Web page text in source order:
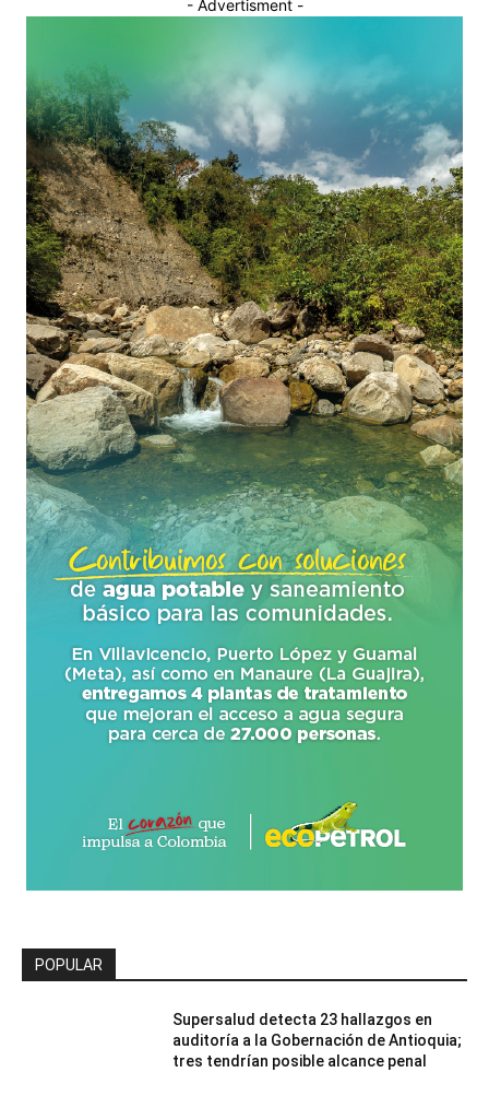
- Advertisment -
POPULAR
Supersalud detecta 23 hallazgos en
auditoría a la Gobernación de Antioquia;
tres tendrían posible alcance penal